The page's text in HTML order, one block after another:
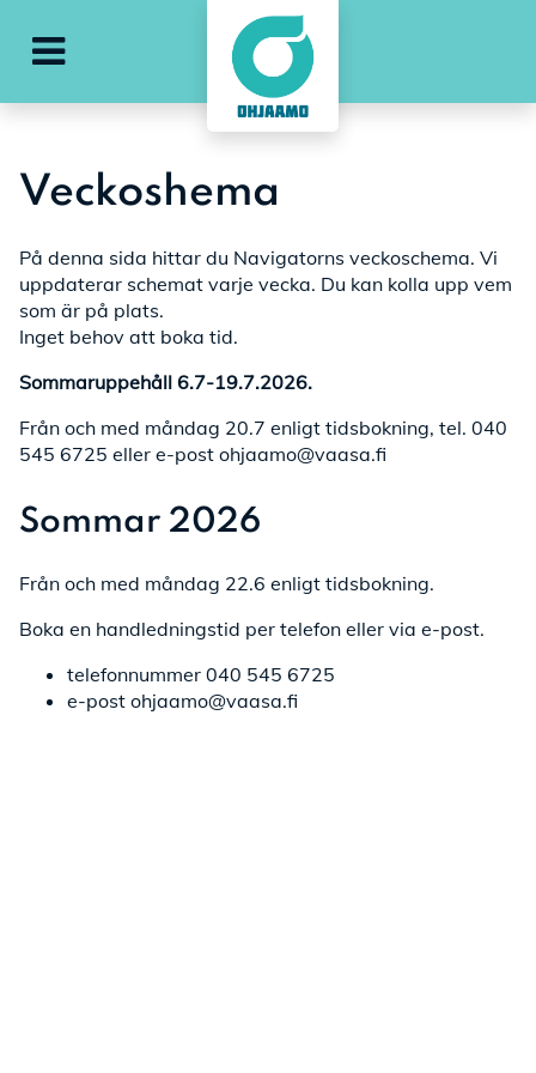
Öppna huvudmenyn
Veckoshema
På denna sida hittar du Navigatorns veckoschema. Vi
uppdaterar schemat varje vecka. Du kan kolla upp vem
som är på plats.
Inget behov att boka tid.
Sommaruppehåll 6.7-19.7.2026.
Från och med måndag 20.7 enligt tidsbokning, tel. 040
545 6725 eller e-post ohjaamo@vaasa.fi
Sommar 2026
Från och med måndag 22.6 enligt tidsbokning.
Boka en handledningstid per telefon eller via e-post.
telefonnummer 040 545 6725
e-post ohjaamo@vaasa.fi